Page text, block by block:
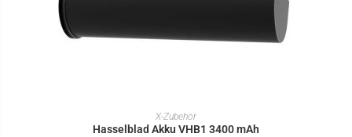
IN DEN WARENKORB
X-Zubehör
Hasselblad Akku VHB1 3400 mAh